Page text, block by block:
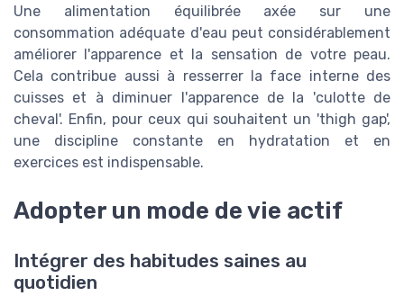
Une alimentation équilibrée axée sur une
consommation adéquate d'eau peut considérablement
améliorer l'apparence et la sensation de votre peau.
Cela contribue aussi à resserrer la face interne des
cuisses et à diminuer l'apparence de la 'culotte de
cheval'. Enfin, pour ceux qui souhaitent un 'thigh gap',
une discipline constante en hydratation et en
exercices est indispensable.
Adopter un mode de vie actif
Intégrer des habitudes saines au
quotidien